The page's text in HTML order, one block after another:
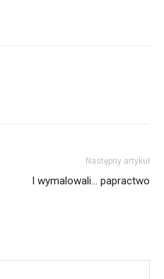
Następny artykuł
I wymalowali… papractwo